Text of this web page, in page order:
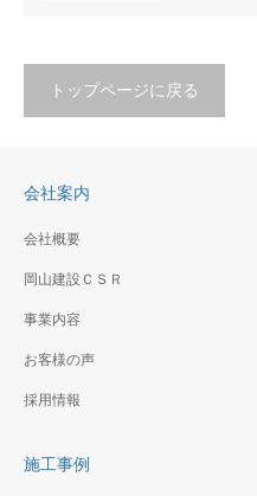
トップページに戻る
会社案内
会社概要
岡山建設ＣＳＲ
事業内容
お客様の声
採用情報
施工事例